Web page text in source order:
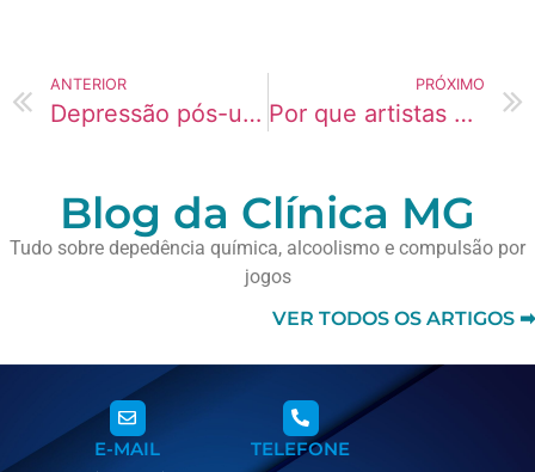
ANTERIOR
Depressão pós-uso de Lança-perfume: como aliviar a tristeza
PRÓXIMO
Por que artistas está usando mais Venvanse atualmente?
Blog da Clínica MG
Tudo sobre depedência química, alcoolismo e compulsão por
jogos
VER TODOS OS ARTIGOS ➡
E-MAIL TELEFONE